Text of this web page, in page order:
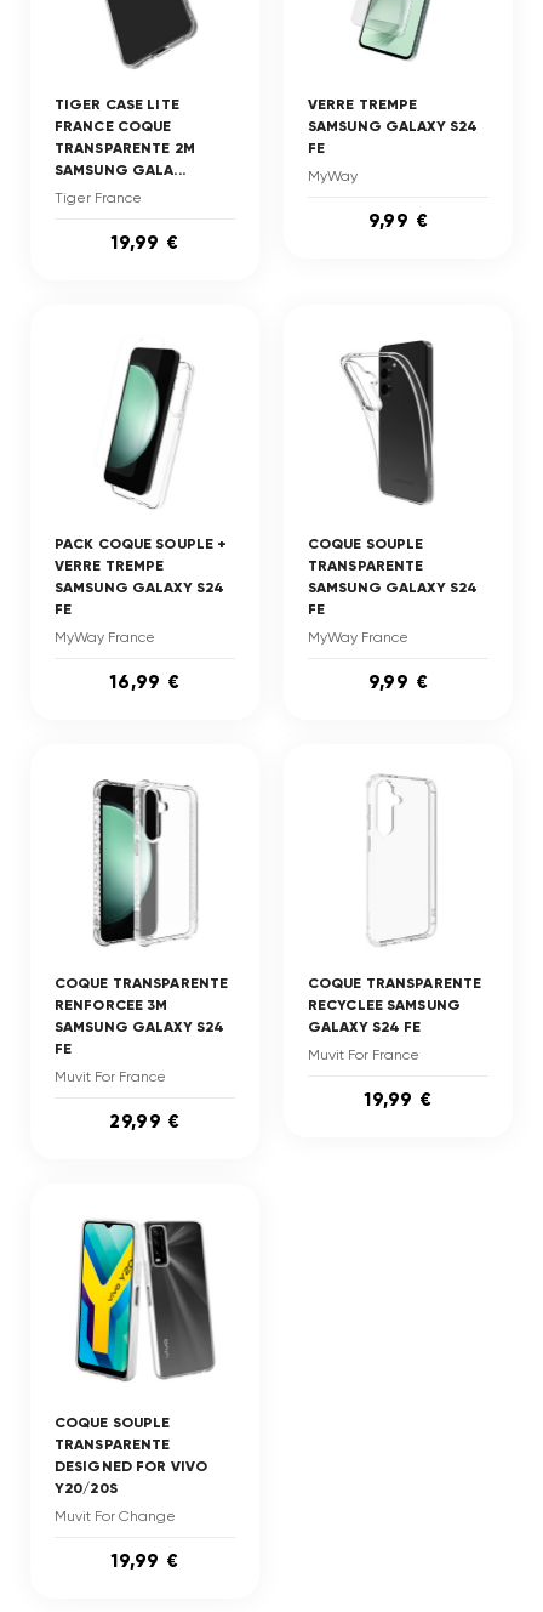
TIGER CASE LITE
FRANCE COQUE
TRANSPARENTE 2M
SAMSUNG GALA...
Tiger France
19,99 €
VERRE TREMPE
SAMSUNG GALAXY S24
FE
MyWay
9,99 €
PACK COQUE SOUPLE +
VERRE TREMPE
SAMSUNG GALAXY S24
FE
MyWay France
16,99 €
COQUE SOUPLE
TRANSPARENTE
SAMSUNG GALAXY S24
FE
MyWay France
9,99 €
COQUE TRANSPARENTE
RENFORCEE 3M
SAMSUNG GALAXY S24
FE
Muvit For France
29,99 €
COQUE TRANSPARENTE
RECYCLEE SAMSUNG
GALAXY S24 FE
Muvit For France
19,99 €
COQUE SOUPLE
TRANSPARENTE
DESIGNED FOR VIVO
Y20/20S
Muvit For Change
19,99 €